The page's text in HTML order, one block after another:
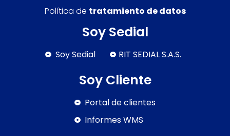
Política de tratamiento de datos
Soy Sedial
Soy Sedial RIT SEDIAL S.A.S.
Soy Cliente
Portal de clientes
Informes WMS